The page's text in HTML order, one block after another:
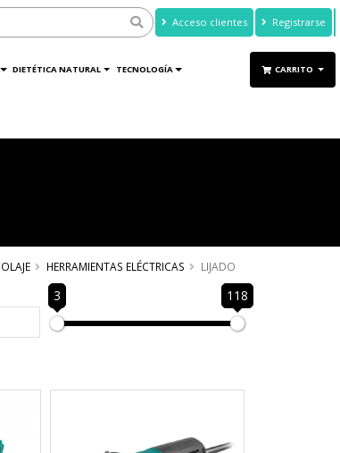
Acceso clientes Registrarse
DIETÉTICA NATURAL TECNOLOGÍA CARRITO
HERRAMIENTAS ELÉCTRICAS LIJADO
3 118